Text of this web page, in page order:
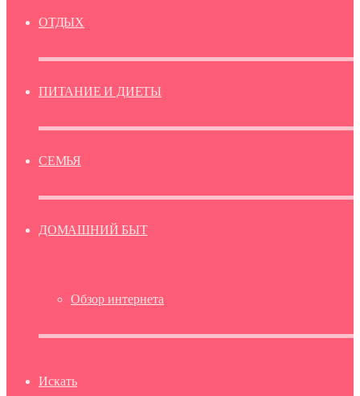
ОТДЫХ
ПИТАНИЕ И ДИЕТЫ
СЕМЬЯ
ДОМАШНИЙ БЫТ
Обзор интернета
Искать